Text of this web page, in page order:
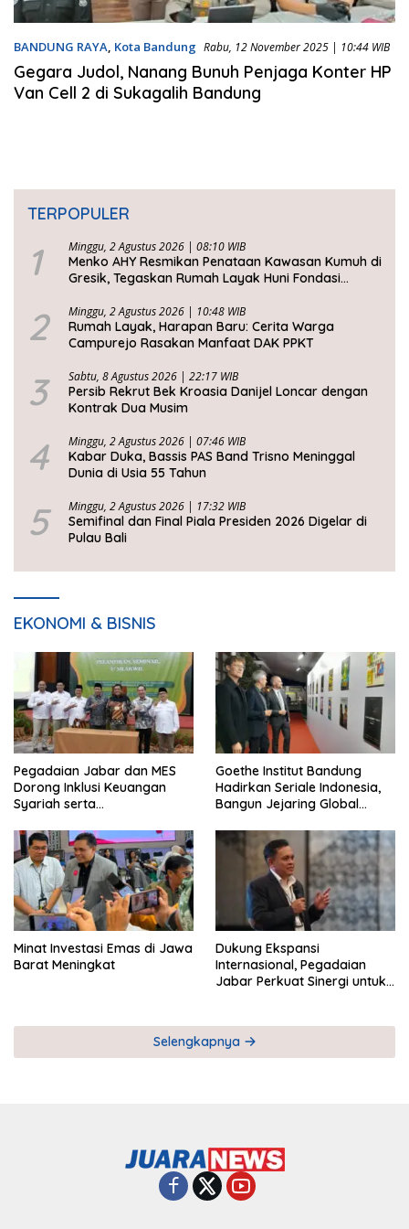
BANDUNG RAYA, Kota Bandung Rabu, 12 November 2025 | 10:44 WIB
Gegara Judol, Nanang Bunuh Penjaga Konter HP
Van Cell 2 di Sukagalih Bandung
TERPOPULER
1 Minggu, 2 Agustus 2026 | 08:10 WIB
Menko AHY Resmikan Penataan Kawasan Kumuh di
Gresik, Tegaskan Rumah Layak Huni Fondasi
2 Minggu, 2 Agustus 2026 | 10:48 WIB
Rumah Layak, Harapan Baru: Cerita Warga
Campurejo Rasakan Manfaat DAK PPKT
3 Sabtu, 8 Agustus 2026 | 22:17 WIB
Persib Rekrut Bek Kroasia Danijel Loncar dengan
Kontrak Dua Musim
4 Minggu, 2 Agustus 2026 | 07:46 WIB
Kabar Duka, Bassis PAS Band Trisno Meninggal
Dunia di Usia 55 Tahun
5 Minggu, 2 Agustus 2026 | 17:32 WIB
Semifinal dan Final Piala Presiden 2026 Digelar di
Pulau Bali
EKONOMI & BISNIS
Pegadaian Jabar dan MES
Dorong Inklusi Keuangan
Syariah serta
Goethe Institut Bandung
Hadirkan Seriale Indonesia,
Bangun Jejaring Global
Minat Investasi Emas di Jawa
Barat Meningkat
Dukung Ekspansi
Internasional, Pegadaian
Jabar Perkuat Sinergi untuk
Selengkapnya